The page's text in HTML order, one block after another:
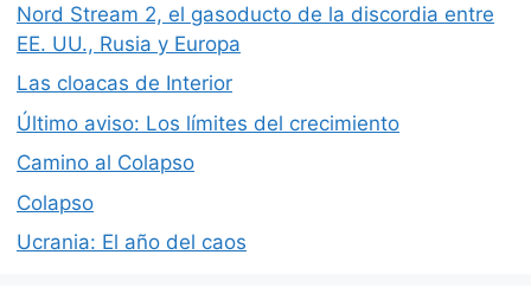
Nord Stream 2, el gasoducto de la discordia entre
EE. UU., Rusia y Europa
Las cloacas de Interior
Último aviso: Los límites del crecimiento
Camino al Colapso
Colapso
Ucrania: El año del caos